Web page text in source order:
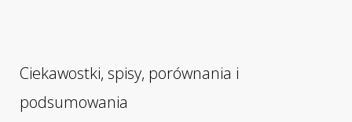
Ciekawostki, spisy, porównania i
podsumowania